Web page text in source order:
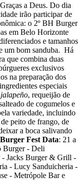
a Deus. Do dia
irão participar de
o 2º BH Burger
em Belo Horizonte
e tamanhos
um bom sanduba. Há
que combina duas
exclusivos
na preparação dos
especiais
jalapeño, requeijão de
de cogumelos e
variedade, incluindo
peito de frango, de
a boca salivando
Fest Data: 21 a
Burger - Deli
Jacks Burger & Grill -
- Lucy Sanduicheria -
- Metrópole Bar e